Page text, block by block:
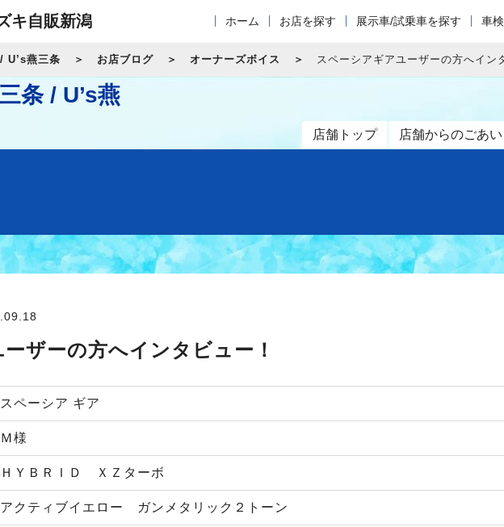
キ自販新潟 ホーム お店を探す 展示車/試乗車を探す 車
U’s燕三条 お店ブログ オーナーズボイス スペーシアギアユーザーの方へイン
条 / U’s燕
店舗トップ 店舗からのごあ
ザーの方へインタビュー！
スペーシア ギア
Ｍ様
ＨＹＢＲＩＤ ＸＺターボ
アクティブイエロー ガンメタリック２トーン